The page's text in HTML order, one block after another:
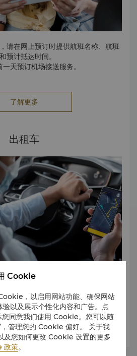
请在网上预订时提供航班名称、航班
预计抵达时间。
天预订机场接送服务。
了解更多
出租车
和国际抵达大厅有出租车。
Cookie
，以启用网站功能、确保网站
以及展示个性化内容和广告。点
您同意我们使用 Cookie。您可以随
管理您的 Cookie 偏好。 关于我
及您如何更改 Cookie 设置的更多
政策。